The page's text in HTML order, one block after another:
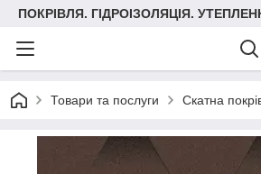
ПОКРІВЛЯ. ГІДРОІЗОЛЯЦІЯ.
Товари та послуги Скатна